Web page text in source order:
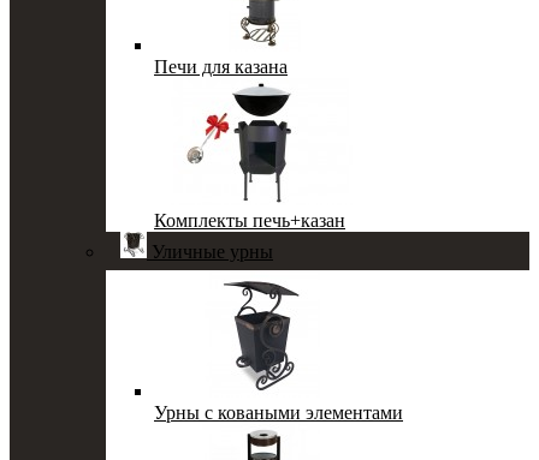
Печи для казана
Комплекты печь+казан
Уличные урны
Урны с коваными элементами